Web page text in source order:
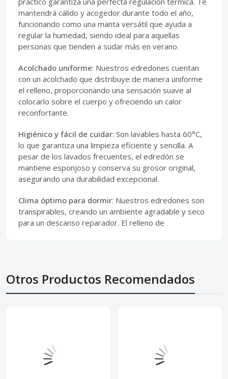
mantendrá cálido y acogedor durante todo el año,
funcionando como una manta versátil que ayuda a
regular la humedad, siendo ideal para aquellas
personas que tienden a sudar más en verano.
Acolchado uniforme: Nuestros edredones cuentan
con un acolchado que distribuye de manera uniforme
el relleno, proporcionando una sensación suave al
colocarlo sobre el cuerpo y ofreciendo un calor
reconfortante.
Higiénico y fácil de cuidar: Son lavables hasta 60°C,
lo que garantiza una limpieza eficiente y sencilla. A
pesar de los lavados frecuentes, el edredón se
mantiene esponjoso y conserva su grosor original,
asegurando una durabilidad excepcional.
Clima óptimo para dormir: Nuestros edredones son
transpirables, creando un ambiente agradable y seco
para un descanso reparador. El relleno de
Otros Productos Recomendados